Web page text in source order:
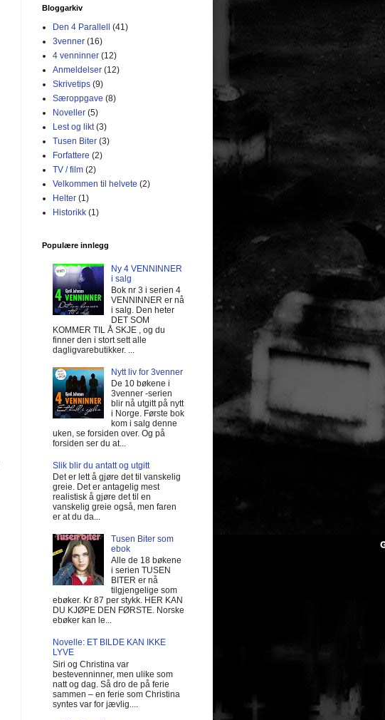
Bloggarkiv
Den 4 Parallell
(41)
3venner (16)
4 venninner (12)
Anmeldelser (12)
Skrivetips (9)
Særoppgave (8)
Noveller (5)
Lest og likt (3)
Tusen Biter (3)
Forfattere (2)
TV / film (2)
Velkommen til helvete (2)
Helter (1)
Historikk (1)
Populære innlegg
Ny 4 VENNINNER
i salg
Bok nr 3 i serien 4
VENNINNER er nå
i salg. Den heter
DET SOM
KOMMER TIL Å SKJE , og du
finner den i stort sett alle
dagligvarebutikker. ...
Nytt liv for 3venner
De 10 bøkene i
3venner -serien
blir nå utgitt på nytt
i Norge. Første bok
kom i salg denne
uken, se forsiden over. Og på
forsiden ser du at...
Slik blir du antatt og utgitt
Det er lett å gjøre det til vanskelig
greie. Det er antagelig mest
realistisk å gjøre det til en
vanskelig greie også, men faren
er at du da...
Tusen Biter som
ebok
Alle de 18 bøkene
i serien TUSEN
BITER er nå
tilgjengelige som
ebøker. Kr 87 per stykk. HER KAN
DU KJØPE DEN FØRSTE. Norske
ebøker kan le...
Novelle: ET BILDE KAN IKKE
LYVE
Siri og Christina var
bestevenninner, men ulike som
natt og dag. Så dro de på ferie
sammen – en ferie som Christina
syntes var for jævlig....